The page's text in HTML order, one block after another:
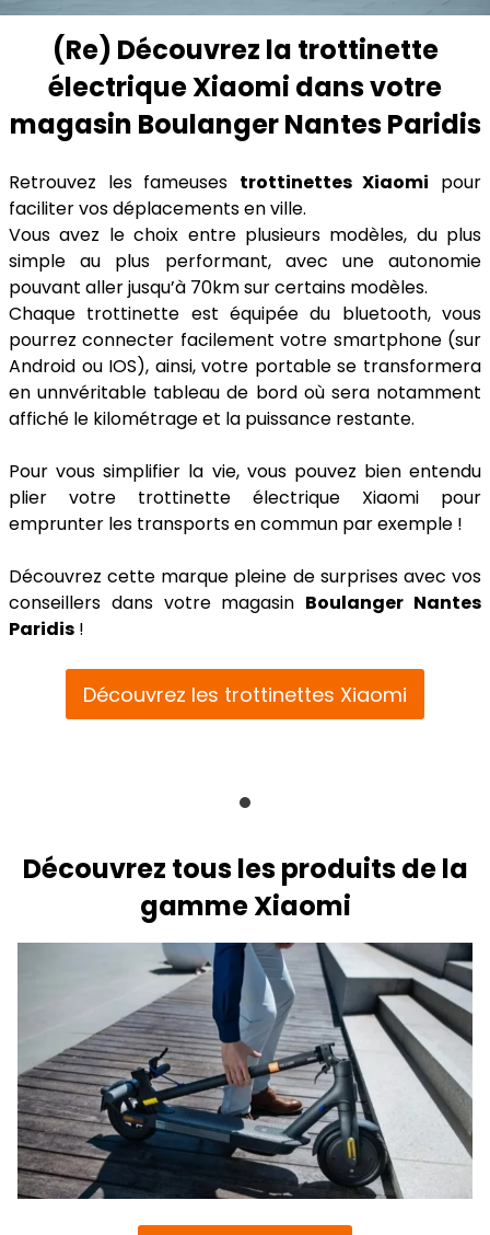
(Re) Découvrez la trottinette
électrique Xiaomi dans votre
magasin Boulanger Nantes Paridis
Retrouvez les fameuses trottinettes Xiaomi pour
faciliter vos déplacements en ville.
Vous avez le choix entre plusieurs modèles, du plus
simple au plus performant, avec une autonomie
pouvant aller jusqu’à 70km sur certains modèles.
Chaque trottinette est équipée du bluetooth, vous
pourrez connecter facilement votre smartphone (sur
Android ou IOS), ainsi, votre portable se transformera
en unnvéritable tableau de bord où sera notamment
affiché le kilométrage et la puissance restante.
Pour vous simplifier la vie, vous pouvez bien entendu
plier votre trottinette électrique Xiaomi pour
emprunter les transports en commun par exemple !
Découvrez cette marque pleine de surprises avec vos
conseillers dans votre magasin Boulanger Nantes
Paridis !
Découvrez les trottinettes Xiaomi
Découvrez tous les produits de la
gamme Xiaomi